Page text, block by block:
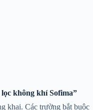
không khí Sofima”
khai. Các trường bắt buộc